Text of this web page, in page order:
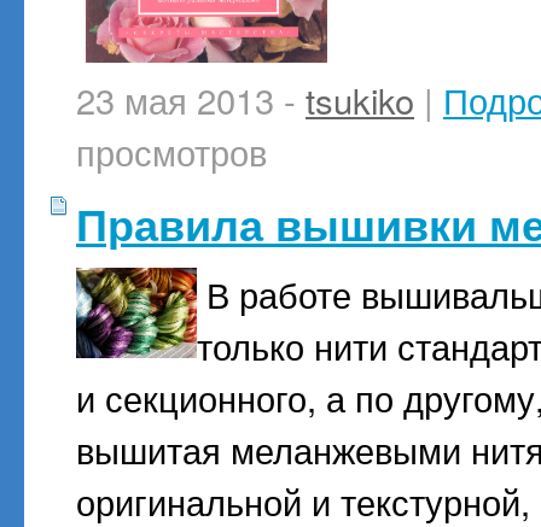
23 мая 2013 - tsukiko |
просмотров
Правила вышивки
В работе
только нити
и секционного, а по
вышитая меланжевыми
оригинальной и